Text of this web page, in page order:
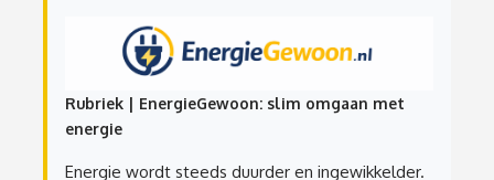
Rubriek | EnergieGewoon: slim omgaan met
energie
Energie wordt steeds duurder en ingewikkelder.